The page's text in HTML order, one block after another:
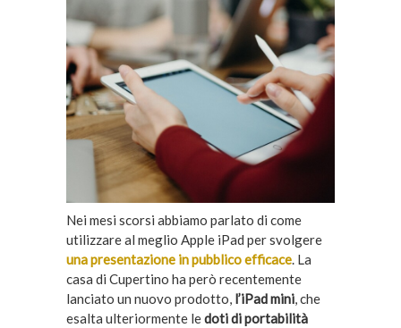
Nei mesi scorsi abbiamo parlato di come
utilizzare al meglio Apple iPad per svolgere
una presentazione in pubblico efficace. La
casa di Cupertino ha però recentemente
lanciato un nuovo prodotto, l’iPad mini, che
esalta ulteriormente ledoti di portabilità